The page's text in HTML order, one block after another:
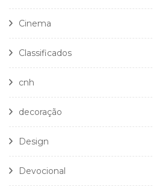
Cinema
Classificados
cnh
decoração
Design
Devocional